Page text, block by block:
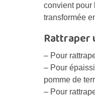
convient pour
transformée
Rattraper
– Pour
– Pour
pomme de
– Pour